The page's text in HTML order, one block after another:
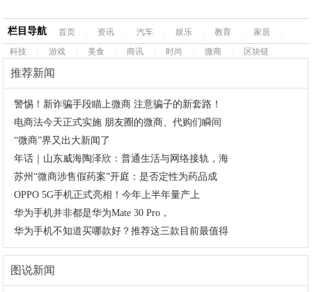
栏目导航 首页 资讯 汽车 娱乐 教育 家居
科技
游戏 美食 商讯 时尚 微商 区块链
推荐新闻
·警惕！新诈骗手段瞄上微商 注意骗子的新套路！
· 电商法今天正式实施 朋友圈的微商、代购们瞬间
·“微商”界又出大新闻了
·年话｜山东威海陶泽欣：普通生活与网络接轨，海
·苏州“微商涉售假药案”开庭：是否定性为药品成
·OPPO 5G手机正式亮相！今年上半年量产上
·华为手机并非都是华为Mate 30 Pro，
·华为手机不知道买哪款好？推荐这三款目前最值得
图说新闻